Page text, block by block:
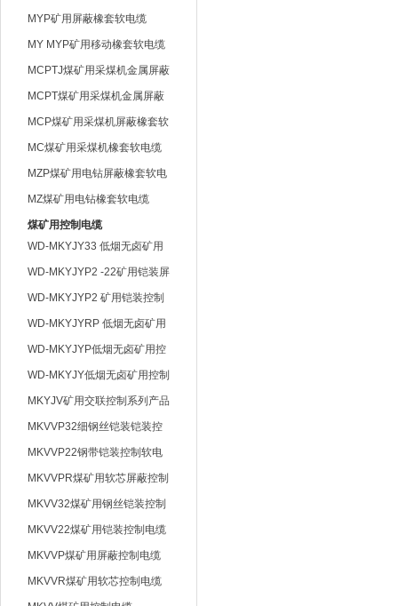
缆
MYP矿用屏蔽橡套软电缆
MY MYP矿用移动橡套软电缆
MCPTJ煤矿用采煤机金属屏蔽
橡套软电缆
MCPT煤矿用采煤机金属屏蔽
橡套软电缆
MCP煤矿用采煤机屏蔽橡套软
电缆
MC煤矿用采煤机橡套软电缆
MZP煤矿用电钻屏蔽橡套软电
缆
MZ煤矿用电钻橡套软电缆
煤矿用控制电缆
WD-MKYJY33 低烟无卤矿用
钢丝铠装控制电缆
WD-MKYJYP2 -22矿用铠装屏
蔽控制电缆
WD-MKYJYP2 矿用铠装控制
电缆
WD-MKYJYRP 低烟无卤矿用
控制屏蔽电缆
WD-MKYJYP低烟无卤矿用控
制电缆
WD-MKYJY低烟无卤矿用控制
电缆
MKYJV矿用交联控制系列产品
MKVVP32细钢丝铠装铠装控
制软电缆
MKVVP22钢带铠装控制软电
缆
MKVVPR煤矿用软芯屏蔽控制
电缆
MKVV32煤矿用钢丝铠装控制
电缆
MKVV22煤矿用铠装控制电缆
MKVVP煤矿用屏蔽控制电缆
MKVVR煤矿用软芯控制电缆